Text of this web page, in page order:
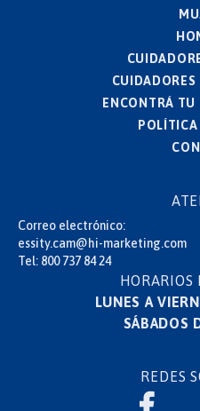
CUIDADORES
ENCONTRÁ
POLÍTICA
Correo electrónico:
essity.cam@hi-marketing.com
Tel: 800 737 84 24
HORARIOS
LUNES A
SÁBADOS
REDES